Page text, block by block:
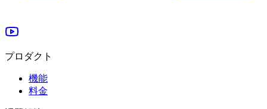
プロダクト
機能
料金